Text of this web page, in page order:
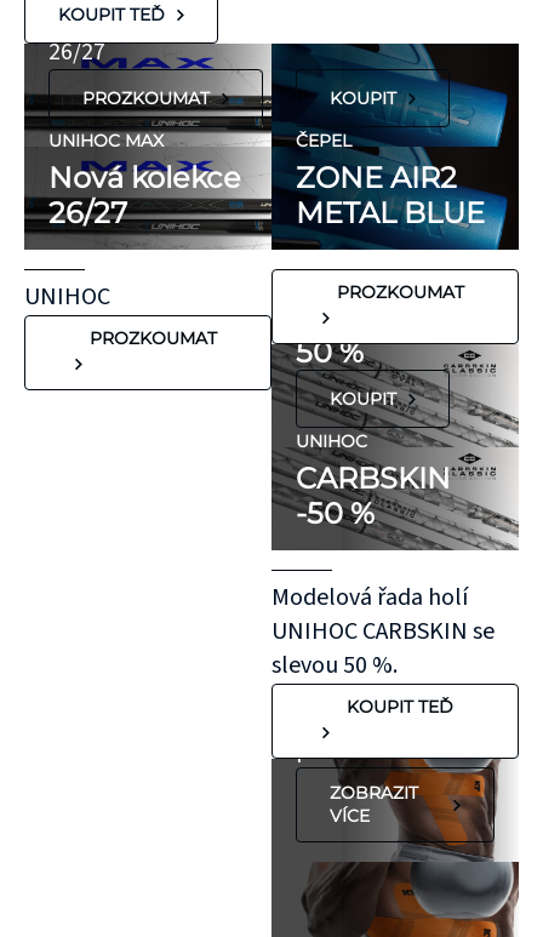
KOUPIT TEĎ
Nová kolekce
26/27
PROZKOUMAT
UNIHOC MAX
Nová kolekce
26/27
UNIHOC
PROZKOUMAT
KOUPIT
ČEPEL
ZONE AIR2
METAL BLUE
PROZKOUMAT
FLORBALOVÉ HOLE
UNIHOC
CARBSKIN
SE SLEVOU
50 %
KOUPIT
UNIHOC
CARBSKIN
-50 %
Modelová řada holí
UNIHOC CARBSKIN se
slevou 50 %.
KOUPIT TEĎ
hypoalergenní,
neobsahují latex
ani přírodní
kaučuk. Obsahují
minimum
potenciálně
nežádoucích látek,
které mohou
vyvolat alergické
reakce. Pokud ale
víte, že máte velmi
citlivou pokožku,
doporučujeme
otestovat malý
kousek KT pásky
aplikovaný bez
roztažení nejprve
na oblast se
"silnější"
pokožkou, jako je
koleno, nebo
předloktí.
ZOBRAZIT
VÍCE